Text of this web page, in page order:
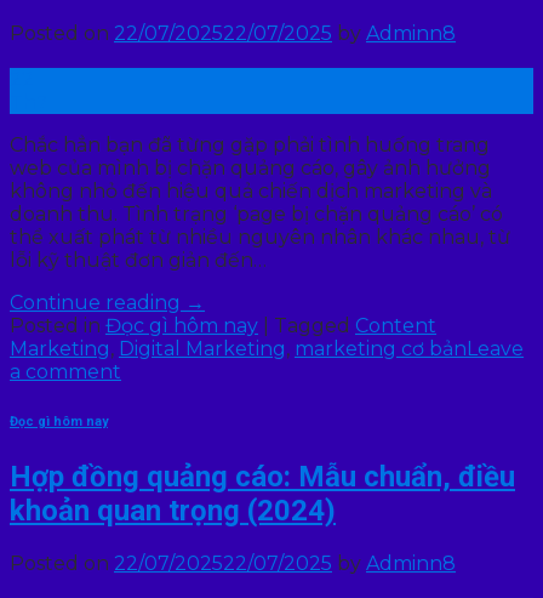
Posted on 22/07/202522/07/2025 by Adminn8
Chắc hẳn bạn đã từng gặp phải tình huống trang
web của mình bị chặn quảng cáo, gây ảnh hưởng
không nhỏ đến hiệu quả chiến dịch marketing và
doanh thu. Tình trạng ‘page bị chặn quảng cáo’ có
thể xuất phát từ nhiều nguyên nhân khác nhau, từ
lỗi kỹ thuật đơn giản đến…
Continue reading →
Posted in Đọc gì hôm nay Tagged Content
Marketing, Digital Marketing, marketing cơ bản Leave
a comment
Đọc gì hôm nay
Hợp đồng quảng cáo: Mẫu chuẩn, điều
khoản quan trọng (2024)
Posted on 22/07/202522/07/2025 by Adminn8